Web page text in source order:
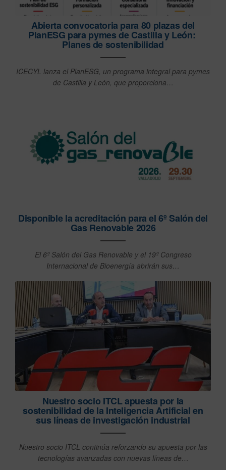
Abierta convocatoria para 80 plazas del
PlanESG para pymes de Castilla y León:
Planes de sostenibilidad
ICECYL lanza el PlanESG, un programa integral para pymes
de Castilla y León, que proporciona…
Disponible la acreditación para el 6º Salón del
Gas Renovable 2026
El 6º Salón del Gas Renovable y el 19º Congreso
Internacional de Bioenergía abrirán sus…
Nuestro socio ITCL apuesta por la
sostenibilidad de la Inteligencia Artificial en
sus líneas de investigación industrial
Nuestro socio ITCL continúa reforzando su apuesta por las
tecnologías avanzadas con nuevas líneas de…